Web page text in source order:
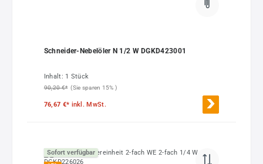
Schneider-Nebelöler N 1/2 W DGKD423001
Inhalt: 1 Stück
90,20 €* (Sie sparen 15% )
76,67 €* inkl. MwSt.
Sofort verfügbar